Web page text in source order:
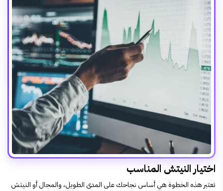
اختيار النيتش المناسب
تعتبر هذه الخطوة هي أساس نجاحك على المدى الطويل، والمجال أو النيتش